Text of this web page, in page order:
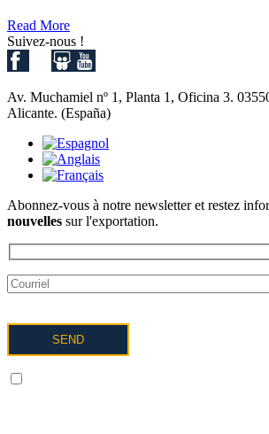
Read More
Suivez-nous !
Av. Muchamiel nº 1, Planta 1, Oficina 3.
Alicante. (España)
Abonnez-vous à notre newsletter et restez
nouvelles sur l'exportation.